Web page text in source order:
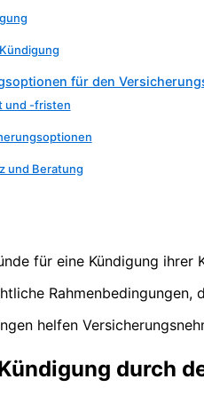
für den
und -fristen
und Beratung
für eine Kündigung ihrer
Rahmenbedingungen,
helfen
durch